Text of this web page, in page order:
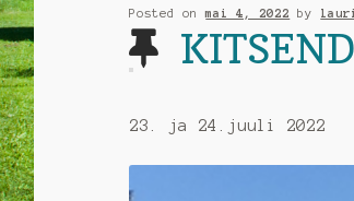
Posted onmai 4, 2022 by
23. ja 24.juuli 2022